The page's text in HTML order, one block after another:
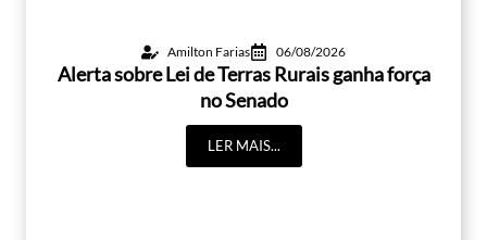
Amilton Farias 06/08/2026
Alerta sobre Lei de Terras Rurais ganha força
no Senado
LER MAIS...